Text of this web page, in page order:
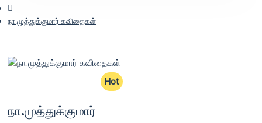
நா.முத்துக்குமார் கவிதைகள்
Hot
நா.முத்துக்குமார்